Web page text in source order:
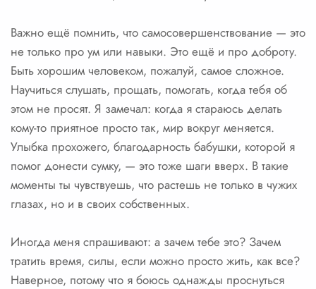
Важно ещё помнить, что самосовершенствование — это
не только про ум или навыки. Это ещё и про доброту.
Быть хорошим человеком, пожалуй, самое сложное.
Научиться слушать, прощать, помогать, когда тебя об
этом не просят. Я замечал: когда я стараюсь делать
кому-то приятное просто так, мир вокруг меняется.
Улыбка прохожего, благодарность бабушки, которой я
помог донести сумку, — это тоже шаги вверх. В такие
моменты ты чувствуешь, что растешь не только в чужих
глазах, но и в своих собственных.
Иногда меня спрашивают: а зачем тебе это? Зачем
тратить время, силы, если можно просто жить, как все?
Наверное, потому что я боюсь однажды проснуться